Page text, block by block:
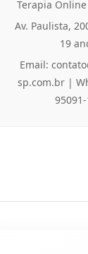
Terapia
Av. Paulista,
19
Email:
sp.com.br |
95091-